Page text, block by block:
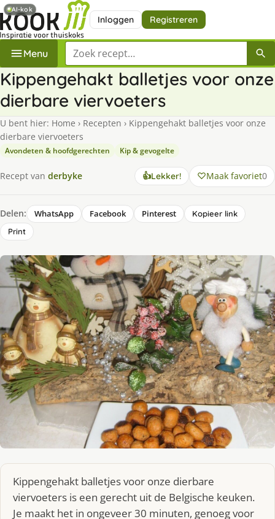
Inloggen Registreren
Menu Zoek een recept
Kippengehakt balletjes voor onze
dierbare viervoeters
U bent hier: Home › Recepten › Kippengehakt balletjes voor onze
dierbare viervoeters
Avondeten & hoofdgerechten Kip & gevogelte
Recept van derbyke 👍Lekker! Maak favoriet0
Delen: WhatsApp Facebook Pinterest
Kopieer link
Print
Kippengehakt balletjes voor onze dierbare
viervoeters is een gerecht uit de Belgische keuken.
Je maakt het in ongeveer 30 minuten, genoeg voor
AI-kok